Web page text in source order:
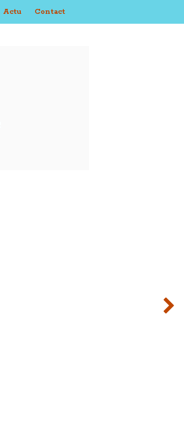
Actu Contact